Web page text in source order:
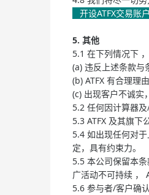
开设ATFX交易账户
5. 其他
5.1 在下列情况下
(a) 违反上述条款与
(b) ATFX 有合理理
(c) 出现客户不诚实
5.2 任何因计算器
5.3 ATFX 及其旗下
5.4 如出现任何对
定，具有约束力。
5.5 本公司保留本
广活动不可持续 ，
5.6 参与者/客户确